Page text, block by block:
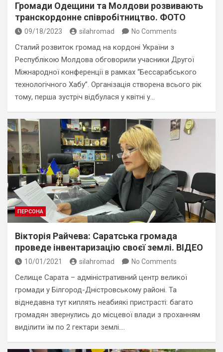
Громади Одещини та Молдови розвивають
транскордонне співробітництво. ФОТО
09/18/2023 silahromad No Comments
Сталий розвиток громад на кордоні України з
Республікою Молдова обговорили учасники Другої
Міжнародної конференції в рамках “Бессарабського
технологічного Хабу”. Організація створена всього рік
тому, перша зустріч відбулася у квітні у…
ПЕРСОНА
Вікторія Райчева: Саратська громада
проведе інвентаризацію своєї землі. ВІДЕО
10/01/2021 silahromad No Comments
Селище Сарата – адміністративний центр великої
громади у Білгород-Дністровському районі. Та
віднедавна тут киплять неабиякі пристрасті: багато
громадян звернулись до місцевої влади з проханням
виділити їм по 2 гектари землі.…